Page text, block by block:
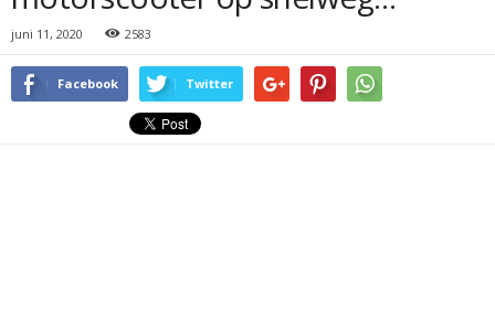
juni 11, 2020 2583
Facebook Twitter